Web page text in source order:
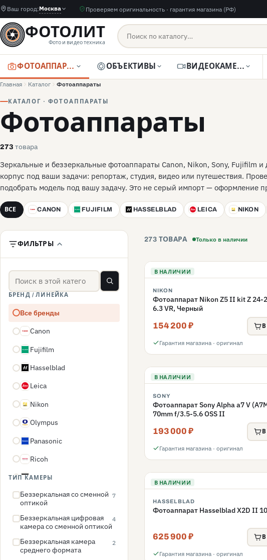
Ваш город:Москва Проверяем оригинальность · гарантия магазина (РФ)
ФОТОЛИТ
Фото и видео техника
ФОТОАППАРАТЫ ОБЪЕКТИВЫ ВИДЕОКАМЕРЫ
Главная Каталог Фотоаппараты
КАТАЛОГ · ФОТОАППАРАТЫ
Фотоаппараты
273 товара
Зеркальные и беззеркальные фотоаппараты Canon, Nikon, Sony, Fujifilm
корпус под ваши задачи: репортаж, студия, видео или путешествия.
подобрать модель под вашу задачу. Это не серый импорт — оформление
ВСЕ C CANON F FUJIFILM H HASSELBLAD L LEICA N NIKON
ФИЛЬТРЫ
БРЕНД / ЛИНЕЙКА
Все бренды
C Canon
F Fujifilm
H Hasselblad
L Leica
N Nikon
O Olympus
P Panasonic
R Ricoh
S Sony
ТИП КАМЕРЫ
Беззеркальная со сменной
оптикой
7
Беззеркальная цифровая
камера со сменной оптикой
4
Беззеркальная камера
среднего формата
2
273 ТОВАРА Только в наличии
В НАЛИЧИИ
NIKON
Фотоаппарат Nikon Z5 II kit Z 24-
6.3 VR, Черный
154 200 ₽
Гарантия магазина · оригинал
В НАЛИЧИИ
SONY
Фотоаппарат Sony Alpha a7 V
70mm f/3.5-5.6 OSS II
193 000 ₽
Гарантия магазина · оригинал
В НАЛИЧИИ
HASSELBLAD
Фотоаппарат Hasselblad X2D II
625 900 ₽
Гарантия магазина · оригинал